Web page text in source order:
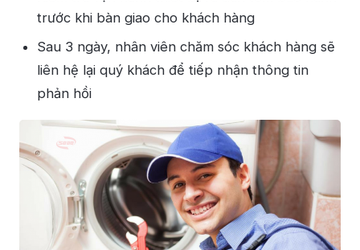
trước khi bàn giao cho khách hàng
Sau 3 ngày, nhân viên chăm sóc khách hàng sẽ
liên hệ lại quý khách để tiếp nhận thông tin
phản hồi